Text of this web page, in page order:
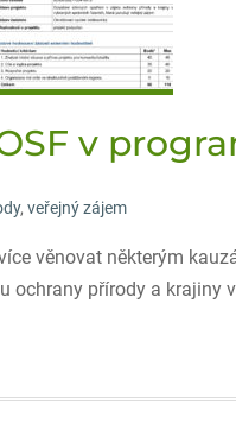
v
, veřejný zájem
věnovat některým
ochrany přírody a krajiny